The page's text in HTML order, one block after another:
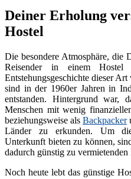
Deiner Erholung
Hostel
Die besondere Atmosphäre, die
Reisender in einem
Entstehungsgeschichte dieser
sind in der 1960er Jahren in
entstanden. Hintergrund war,
Menschen mit wenig
beziehungsweise als Backpacker
Länder zu erkunden. Um
Unterkunft bieten zu können,
dadurch günstig zu
Noch heute lebt das günstige